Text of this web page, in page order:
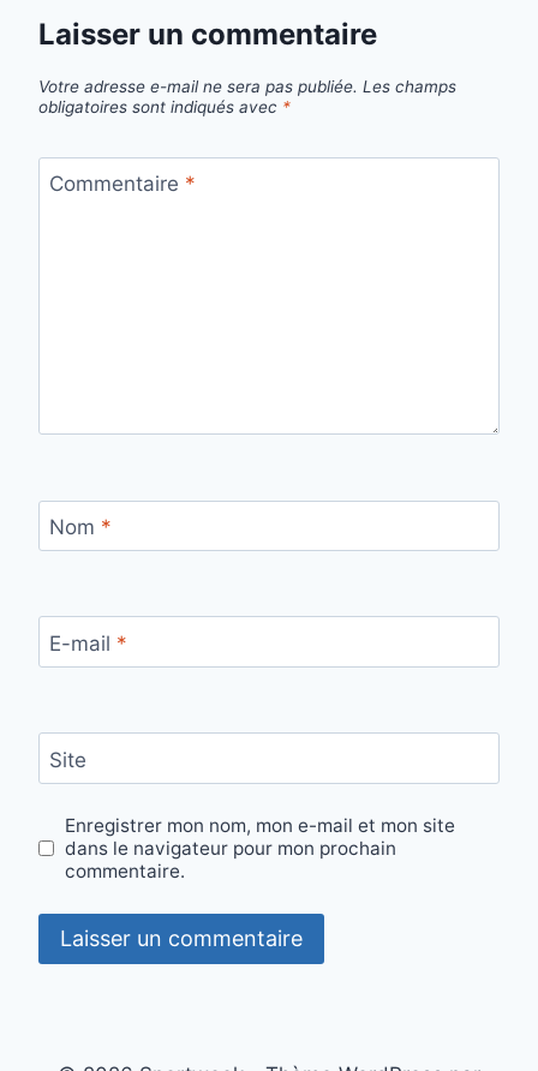
Laisser un commentaire
Votre adresse e-mail ne sera pas publiée. Les champs
obligatoires sont indiqués avec *
Commentaire *
Nom *
E-mail *
Site
Enregistrer mon nom, mon e-mail et mon site
dans le navigateur pour mon prochain
commentaire.